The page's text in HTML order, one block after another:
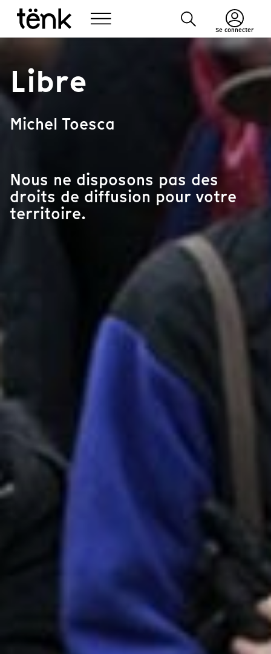
Se connecter
Libre
Michel Toesca
Nous ne disposons pas des
droits de diffusion pour votre
territoire.